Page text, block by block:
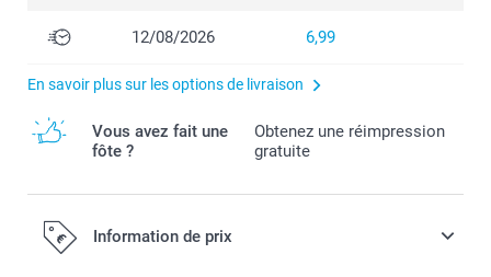
12/08/2026 6,99
En savoir plus sur les options de livraison
Vous avez fait une
fôte ?
Obtenez une réimpression
gratuite
Information de prix